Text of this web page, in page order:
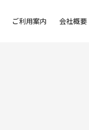
ご利用案内 会社概要